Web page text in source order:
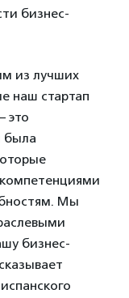
бизнес-
из лучших
наш стартап
это
была
Мы
бизнес-